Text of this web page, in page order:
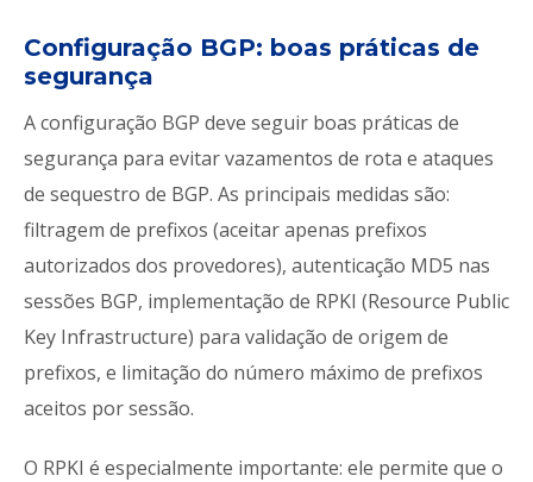
Configuração BGP: boas práticas de
segurança
A configuração BGP deve seguir boas práticas de
segurança para evitar vazamentos de rota e ataques
de sequestro de BGP. As principais medidas são:
filtragem de prefixos (aceitar apenas prefixos
autorizados dos provedores), autenticação MD5 nas
sessões BGP, implementação de RPKI (Resource Public
Key Infrastructure) para validação de origem de
prefixos, e limitação do número máximo de prefixos
aceitos por sessão.
O RPKI é especialmente importante: ele permite que o